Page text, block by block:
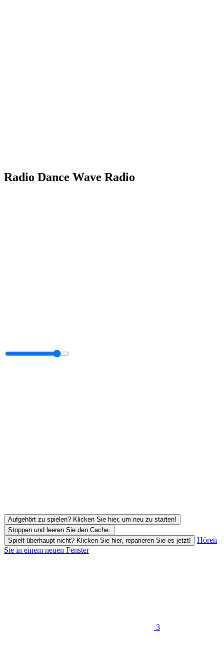
Radio Dance Wave Radio
Aufgehört zu spielen? Klicken Sie hier, um neu zu starten!
Stoppen und leeren Sie den Cache.
Spielt überhaupt nicht? Klicken Sie hier, reparieren Sie es jetzt!
Hören
Sie in einem neuen Fenster
3